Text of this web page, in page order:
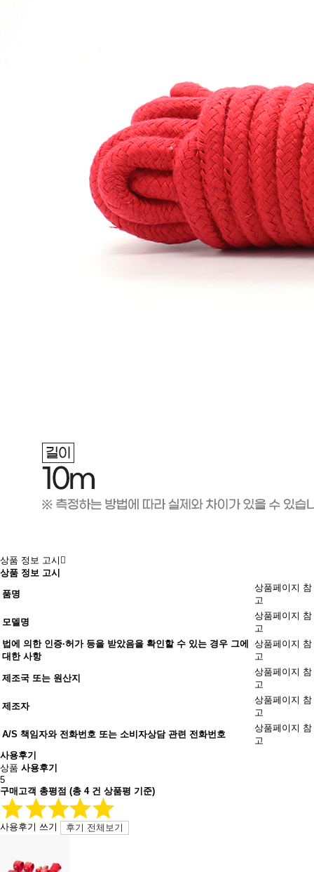
상품 정보 고시
상품 정보 고시
품명
상품페이지 참
고
모델명
상품페이지 참
고
법에 의한 인증·허가 등을 받았음을 확인할 수 있는 경우 그에
대한 사항
상품페이지 참
고
제조국 또는 원산지
상품페이지 참
고
제조자
상품페이지 참
고
A/S 책임자와 전화번호 또는 소비자상담 관련 전화번호
상품페이지 참
고
사용후기
상품 사용후기
5
구매고객 총평점 (총 4건 상품평 기준)
사용후기 쓰기 후기 전체보기